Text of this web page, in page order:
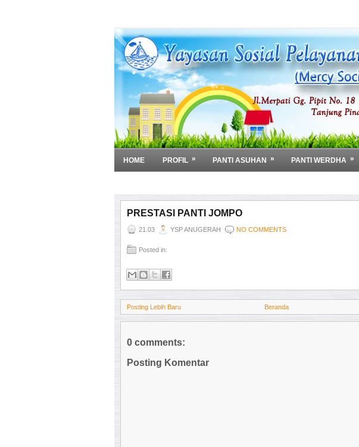
HOME PROFIL » PANTI ASUHAN » PANTI WERDHA »
PRESTASI PANTI JOMPO
21.03 YSP ANUGERAH NO COMMENTS
Posted in:
Posting Lebih Baru Beranda
0 comments:
Posting Komentar